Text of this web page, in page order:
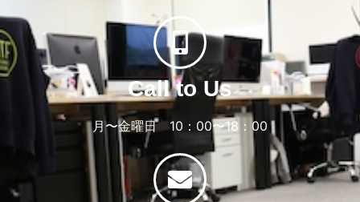
Call to Us
月〜金曜日 10：00〜18：00